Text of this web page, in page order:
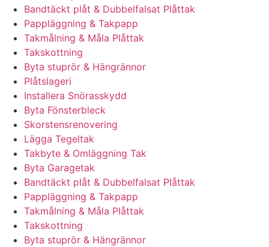
Bandtäckt plåt & Dubbelfalsat Plåttak
Pappläggning & Takpapp
Takmålning & Måla Plåttak
Takskottning
Byta stuprör & Hängrännor
Plåtslageri
Installera Snörasskydd
Byta Fönsterbleck
Skorstensrenovering
Lägga Tegeltak
Takbyte & Omläggning Tak
Byta Garagetak
Bandtäckt plåt & Dubbelfalsat Plåttak
Pappläggning & Takpapp
Takmålning & Måla Plåttak
Takskottning
Byta stuprör & Hängrännor